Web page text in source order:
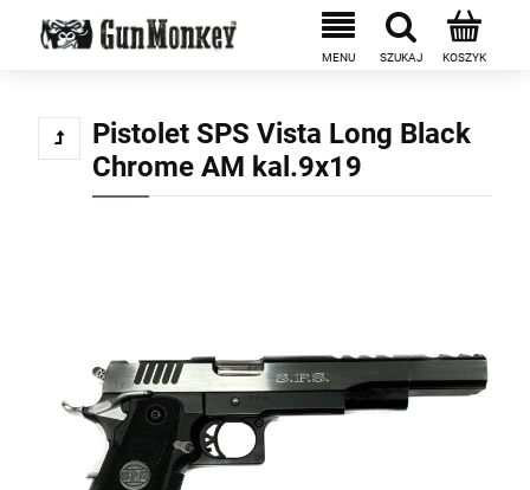
Pistolet SPS Vista Long Black
Chrome AM kal.9x19